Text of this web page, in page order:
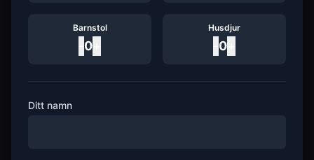
Barnstol
0
Husdjur
0
Ditt namn